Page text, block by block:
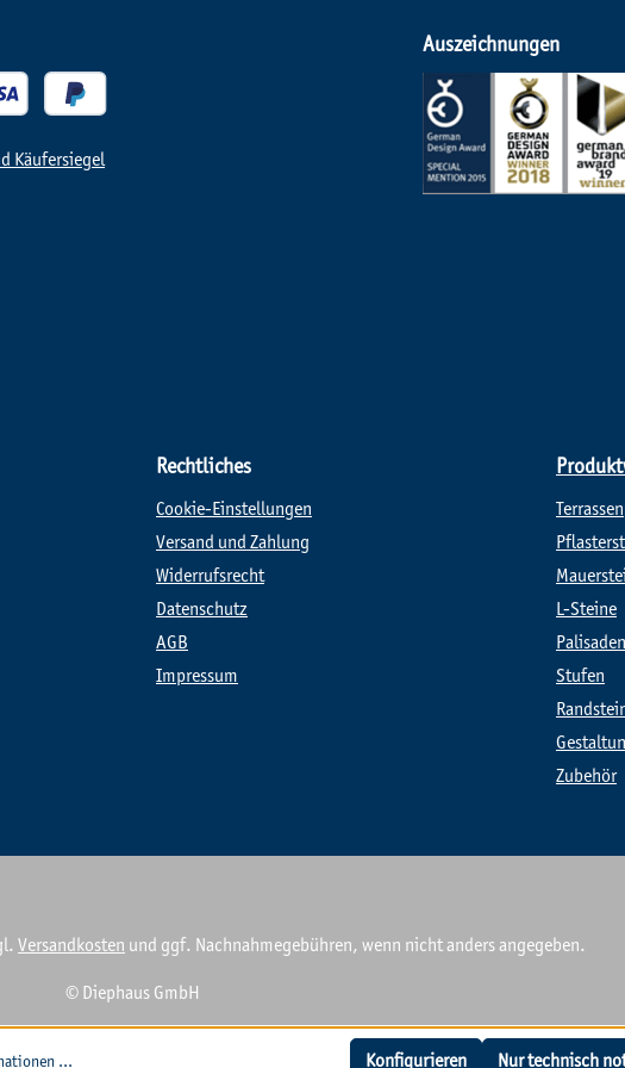
Auszeichnungen
Rechtliches
Cookie-Einstellungen
Versand und Zahlung
Widerrufsrecht
Datenschutz
AGB
Impressum
L-Steine
Palisaden
Stufen
Zubehör
Versandkosten und ggf. Nachnahmegebühren, wenn nicht anders angegeben.
© Diephaus GmbH
... Nur technisch
Konfigurieren